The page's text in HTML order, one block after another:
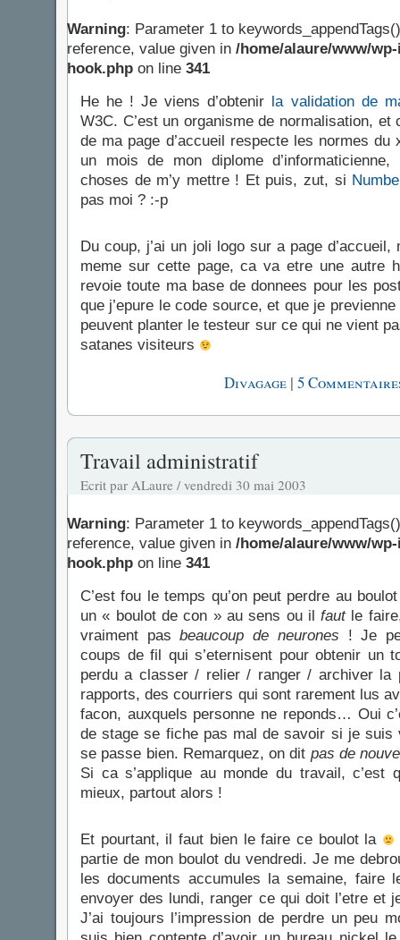
Warning: Parameter 1 to
reference, value given in /home/alaure/www/
hook.php on line 341
He he ! Je viens d’obtenir la validation de
W3C. C’est un organisme de normalisation,
de ma page d’accueil respecte les normes du
un mois de mon diplome
choses de m’y mettre ! Et puis, zut, si
pas moi ? :-p
Du coup, j’ai un joli logo sur a page
meme sur cette page, ca va etre une autre
revoie toute ma base de donnees pour les
que j’epure le code source, et que je
peuvent planter le testeur sur ce qui ne vient
satanes visiteurs
Divagage | 5
Travail administratif
Ecrit par ALaure / vendredi 30 mai 2003
Warning: Parameter 1 to
reference, value given in /home/alaure/www/
hook.php on line 341
C’est fou le temps qu’on peut perdre au
un « boulot de con » au sens ou ilfautle
vraiment pasbeaucoup de neurones ! Je
coups de fil qui s’eternisent pour obtenir un
perdu a classer / relier / ranger / archiver la
rapports, des courriers qui sont rarement lus
facon, auxquels personne ne reponds… Oui
de stage se fiche pas mal de savoir si je suis
se passe bien. Remarquez, on dit pas de
Si ca s’applique au monde du travail,
mieux, partout alors !
Et pourtant, il faut bien le faire ce boulot la
partie de mon boulot du vendredi. Je me
les documents accumules la semaine, faire
envoyer des lundi, ranger ce qui doit l’etre et
J’ai toujours l’impression de perdre un peu